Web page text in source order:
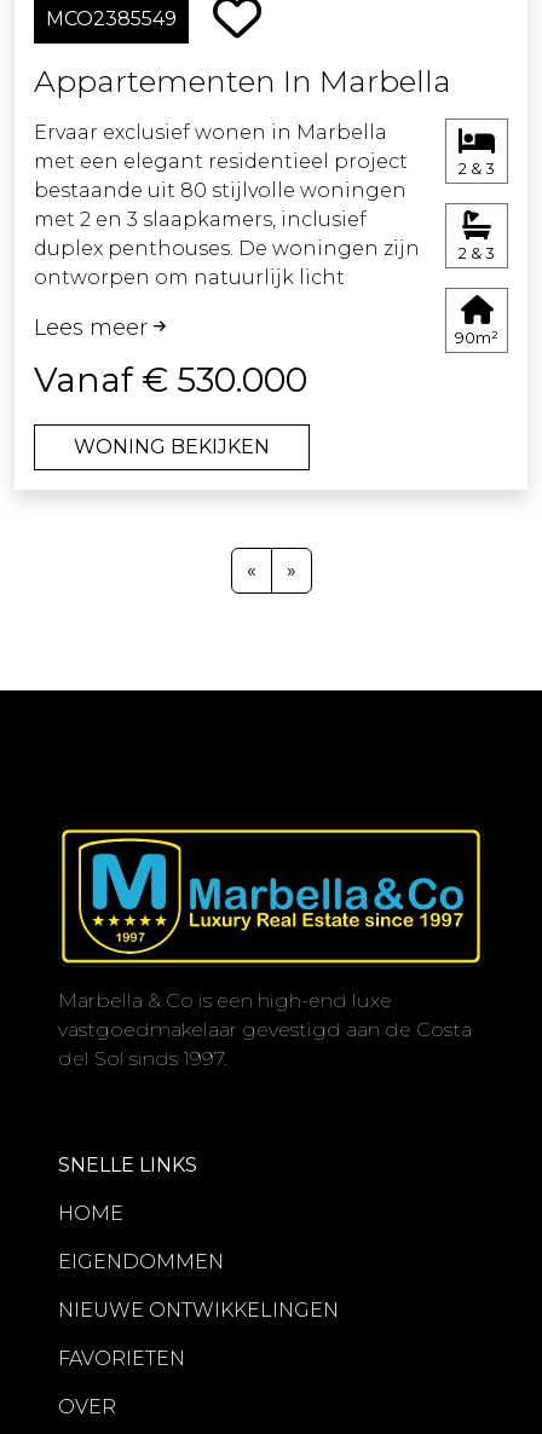
MCO2385549
Appartementen In Marbella
Ervaar exclusief wonen in Marbella
met een elegant residentieel project
bestaande uit 80 stijlvolle woningen
met 2 en 3 slaapkamers, inclusief
duplex penthouses. De woningen zijn
ontworpen om natuurlijk licht
te gaan in het mediterrane landschap.
Elke woning beschikt over ruime
terrassen, open plattegronden en
hoogwaardige afwerkingen. Geniet
van de frisse zeebries en het vrije
ontspannende sfeer. Het complex
biedt resortachtige faciliteiten, zoals
Een unieke kans om te genieten van
het beste van de Costa del Sol.
Lees meer
Vanaf € 530.000
WONING BEKIJKEN
2 & 3
2 & 3
90m²
« »
Marbella & Co is een high-end luxe
vastgoedmakelaar gevestigd aan de Costa
del Sol sinds 1997.
SNELLE LINKS
HOME
EIGENDOMMEN
NIEUWE ONTWIKKELINGEN
FAVORIETEN
OVER